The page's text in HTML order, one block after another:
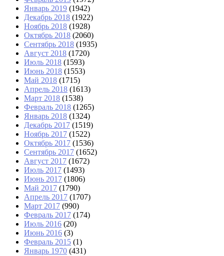
Январь 2019 (1942)
Декабрь 2018 (1922)
Ноябрь 2018 (1928)
Октябрь 2018 (2060)
Сентябрь 2018 (1935)
Август 2018 (1720)
Июль 2018 (1593)
Июнь 2018 (1553)
Май 2018 (1715)
Апрель 2018 (1613)
Март 2018 (1538)
Февраль 2018 (1265)
Январь 2018 (1324)
Декабрь 2017 (1519)
Ноябрь 2017 (1522)
Октябрь 2017 (1536)
Сентябрь 2017 (1652)
Август 2017 (1672)
Июль 2017 (1493)
Июнь 2017 (1806)
Май 2017 (1790)
Апрель 2017 (1707)
Март 2017 (990)
Февраль 2017 (174)
Июль 2016 (20)
Июнь 2016 (3)
Февраль 2015 (1)
Январь 1970 (431)